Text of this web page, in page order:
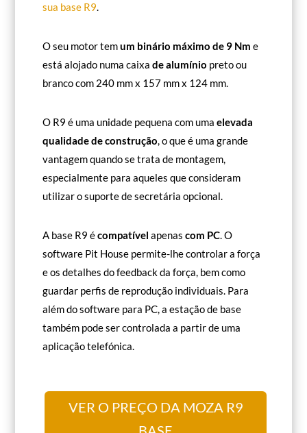
sua base R9.
O seu motor temum binário máximo de 9 Nm e
está alojado numa caixade alumínio preto ou
branco com 240 mm x 157 mm x 124 mm.
O R9 é uma unidade pequena com umaelevada
qualidade de construção, o que é uma grande
vantagem quando se trata de montagem,
especialmente para aqueles que consideram
utilizar o suporte de secretária opcional.
A base R9 écompatível apenascom PC. O
software Pit House permite-lhe controlar a força
e os detalhes do feedback da força, bem como
guardar perfis de reprodução individuais. Para
além do software para PC, a estação de base
também pode ser controlada a partir de uma
aplicação telefónica.
VER O PREÇO DA MOZA R9